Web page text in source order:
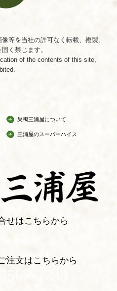
等を当社の許可なく転載、複製、
く禁じます。
of the contents of this site,
巣鴨三浦屋について
三浦屋のスーパーハイスープ
せはこちらから
注文はこちらから
2733